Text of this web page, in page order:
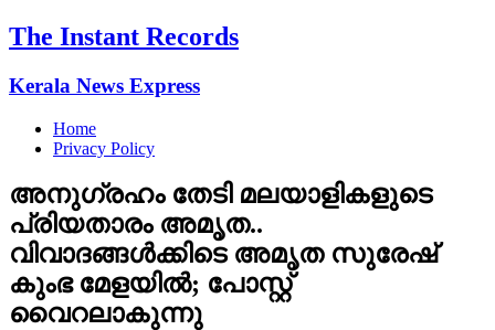
The Instant Records
Kerala News Express
Home
Privacy Policy
അനുഗ്രഹം തേടി മലയാളികളുടെ
പ്രിയതാരം അമൃത..
വിവാദങ്ങള്‍ക്കിടെ അമൃത സുരേഷ്
കുംഭ മേളയില്‍; പോസ്റ്റ്
വൈറലാകുന്നു